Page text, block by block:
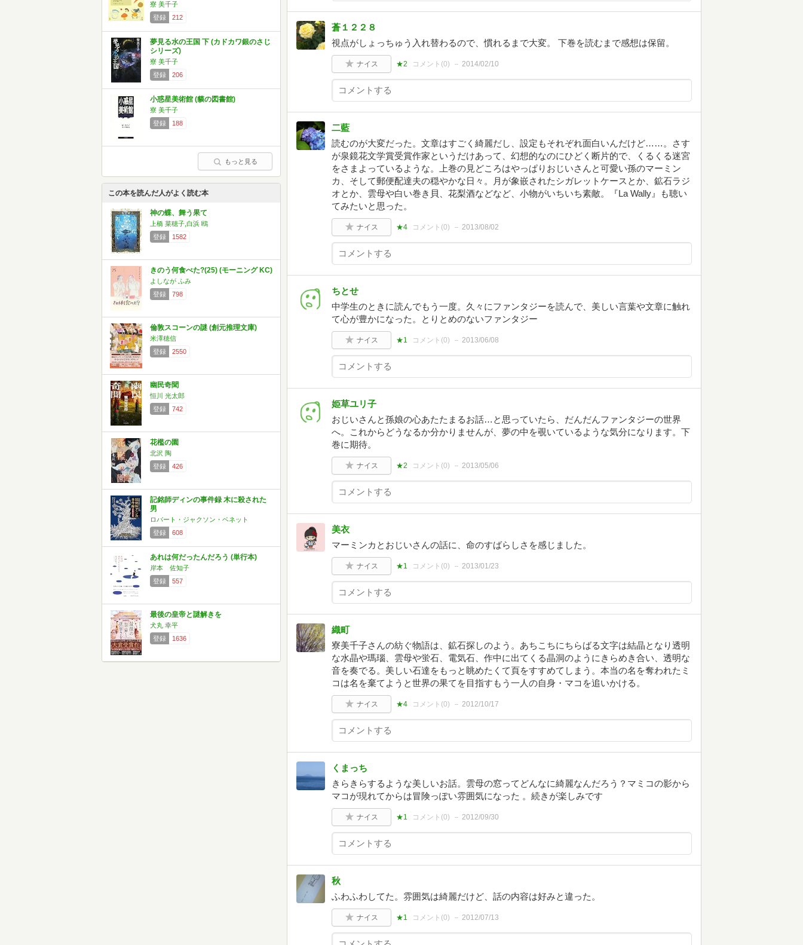
寮 美千子
登録
212
夢見る水の王国 下 (カドカワ銀のさじ
シリーズ)
寮 美千子
登録
206
小惑星美術館 (貘の図書館)
寮 美千子
登録
188
もっと見る
この本を読んだ人がよく読む本
神の蝶、舞う果て
上橋 菜穂子,白浜 鴎
登録
1582
きのう何食べた?(25) (モーニング KC)
よしなが ふみ
登録
798
倫敦スコーンの謎 (創元推理文庫)
米澤穂信
登録
2550
幽民奇聞
恒川 光太郎
登録
742
花檻の園
北沢 陶
登録
426
記銘師ディンの事件録 木に殺された
男
ロバート・ジャクソン・ベネット
登録
608
あれは何だったんだろう (単行本)
岸本 佐知子
登録
557
最後の皇帝と謎解きを
犬丸 幸平
登録
1636
蒼１２２８
視点がしょっちゅう入れ替わるので、慣れるまで大変。 下巻を読むまで感想は保留。
ナイス ★2 コメント(0) 2014/02/10
二藍
読むのが大変だった。文章はすごく綺麗だし、設定もそれぞれ面白いんだけど……。さす
が泉鏡花文学賞受賞作家というだけあって、幻想的なのにひどく断片的で、くるくる迷宮
をさまよっているような。上巻の見どころはやっぱりおじいさんと可愛い孫のマーミン
カ、そして郵便配達夫の穏やかな日々。月が象嵌されたシガレットケースとか、鉱石ラジ
オとか、雲母や白い巻き貝、花梨酒などなど、小物がいちいち素敵。『La Wally』も聴い
てみたいと思った。
ナイス ★4 コメント(0) 2013/08/02
ちとせ
中学生のときに読んでもう一度。久々にファンタジーを読んで、美しい言葉や文章に触れ
て心が豊かになった。とりとめのないファンタジー
ナイス ★1 コメント(0) 2013/06/08
姫草ユリ子
おじいさんと孫娘の心あたたまるお話…と思っていたら、だんだんファンタジーの世界
へ。これからどうなるか分かりませんが、夢の中を覗いているような気分になります。下
巻に期待。
ナイス ★2 コメント(0) 2013/05/06
美衣
マーミンカとおじいさんの話に、命のすばらしさを感じました。
ナイス ★1 コメント(0) 2013/01/23
織町
寮美千子さんの紡ぐ物語は、鉱石探しのよう。あちこちにちらばる文字は結晶となり透明
な水晶や瑪瑙、雲母や蛍石、電気石、作中に出てくる晶洞のようにきらめき合い、透明な
音を奏でる。美しい石達をもっと眺めたくて頁をすすめてしまう。本当の名を奪われたミ
コは名を棄てようと世界の果てを目指すもう一人の自身・マコを追いかける。
ナイス ★4 コメント(0) 2012/10/17
くまっち
きらきらするような美しいお話。雲母の窓ってどんなに綺麗なんだろう？マミコの影から
マコが現れてからは冒険っぽい雰囲気になった 。続きが楽しみです
ナイス ★1 コメント(0) 2012/09/30
秋
ふわふわしてた。雰囲気は綺麗だけど、話の内容は好みと違った。
ナイス ★1 コメント(0) 2012/07/13